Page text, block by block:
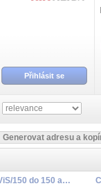
Přihlásit se
AlViS/150 do 150 adres